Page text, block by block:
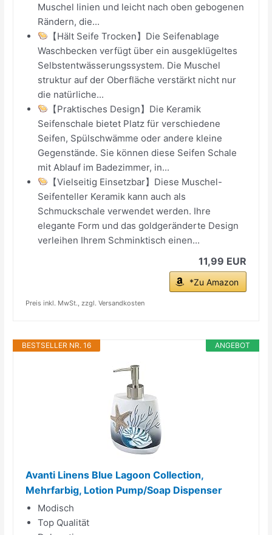
Muschel linien und leicht nach oben gebogenen
Rändern, die...
【Hält Seife Trocken】Die Seifenablage
Waschbecken verfügt über ein ausgeklügeltes
Selbstentwässerungssystem. Die Muschel
struktur auf der Oberfläche verstärkt nicht nur
die natürliche...
【Praktisches Design】Die Keramik
Seifenschale bietet Platz für verschiedene
Seifen, Spülschwämme oder andere kleine
Gegenstände. Sie können diese Seifen Schale
mit Ablauf im Badezimmer, in...
【Vielseitig Einsetzbar】Diese Muschel-
Seifenteller Keramik kann auch als
Schmuckschale verwendet werden. Ihre
elegante Form und das goldgeränderte Design
verleihen Ihrem Schminktisch einen...
11,99 EUR
*Zu Amazon
Preis inkl. MwSt., zzgl. Versandkosten
ANGEBOT
BESTSELLER NR. 16
Avanti Linens Blue Lagoon Collection,
Mehrfarbig, Lotion Pump/Soap Dispenser
Modisch
Top Qualität